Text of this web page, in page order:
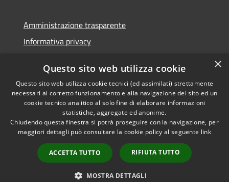
Amministrazione trasparente
Informativa privacy
Dichiarazione di accessibilità
RSS
Accessibilità
Copyright © 2026 • Comune di
Bolano • Powered by
Municipium•
Accesso
redazione
×
Questo sito web utilizza cookie
Questo sito web utilizza cookie tecnici (ed assimilati) strettamente
necessari al corretto funzionamento e alla navigazione del sito ed un
cookie tecnico analitico al solo fine di elaborare informazioni
statistiche, aggregate ed anonime.
Chiudendo questa finestra si potrà proseguire con la navigazione, per
maggiori dettagli può consultare la cookie policy al seguente link
ACCETTA TUTTO RIFIUTA TUTTO
MOSTRA DETTAGLI